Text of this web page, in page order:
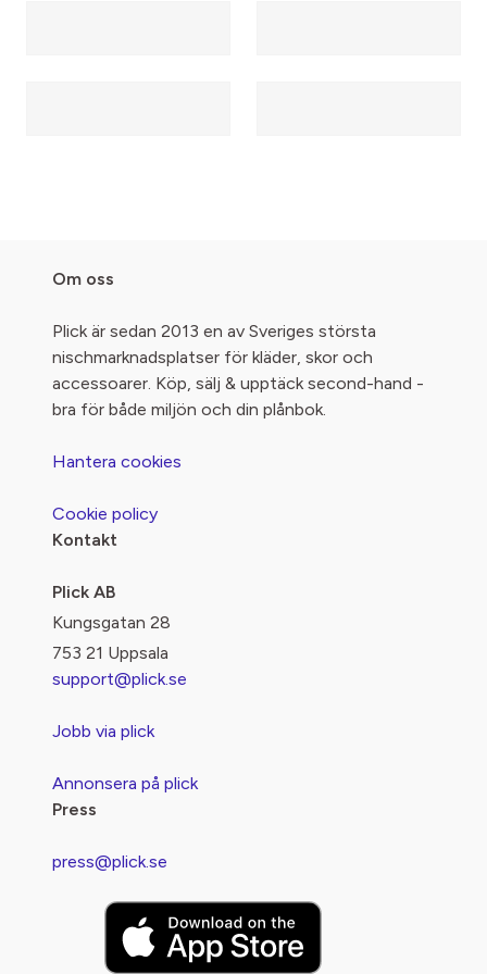
Om oss
Plick är sedan 2013 en av Sveriges största
nischmarknadsplatser för kläder, skor och
accessoarer. Köp, sälj & upptäck second-hand -
bra för både miljön och din plånbok.
Hantera cookies
Cookie policy
Kontakt
Plick AB
Kungsgatan 28
753 21 Uppsala
support@plick.se
Jobb via plick
Annonsera på plick
Press
press@plick.se